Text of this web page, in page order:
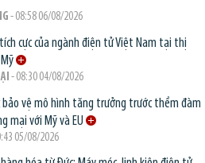
- 08:58 06/08/2026
cực của ngành điện tử Việt Nam tại thị
- 08:30 04/08/2026
bảo vệ mô hình tăng trưởng trước thềm đàm
mại với Mỹ và EU
05/08/2026